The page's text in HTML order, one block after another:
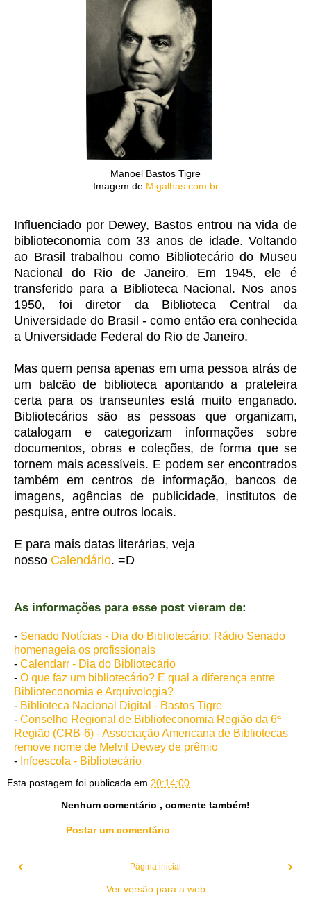
Manoel Bastos Tigre
Imagem de Migalhas.com.br
Influenciado por Dewey, Bastos entrou na vida de
biblioteconomia com 33 anos de idade. Voltando
ao Brasil trabalhou como Bibliotecário do Museu
Nacional do Rio de Janeiro. Em 1945, ele é
transferido para a Biblioteca Nacional. Nos anos
1950, foi diretor da Biblioteca Central da
Universidade do Brasil - como então era conhecida
a Universidade Federal do Rio de Janeiro.
Mas quem pensa apenas em uma pessoa atrás de
um balcão de biblioteca apontando a prateleira
certa para os transeuntes está muito enganado.
Bibliotecários são as pessoas que organizam,
catalogam e categorizam informações sobre
documentos, obras e coleções, de forma que se
tornem mais acessíveis. E podem ser encontrados
também em centros de informação, bancos de
imagens, agências de publicidade, institutos de
pesquisa, entre outros locais.
E para mais datas literárias, veja
nosso Calendário. =D
As informações para esse post vieram de:
- Senado Notícias - Dia do Bibliotecário: Rádio Senado
homenageia os profissionais
- Calendarr - Dia do Bibliotecário
- O que faz um bibliotecário? E qual a diferença entre
Biblioteconomia e Arquivologia?
- Biblioteca Nacional Digital - Bastos Tigre
- Conselho Regional de Biblioteconomia Região da 6ª
Região (CRB-6) - Associação Americana de Bibliotecas
remove nome de Melvil Dewey de prêmio
- Infoescola - Bibliotecário
Esta postagem foi publicada em 20:14:00
Nenhum comentário , comente também!
Postar um comentário
‹ ›
Página inicial
Ver versão para a web